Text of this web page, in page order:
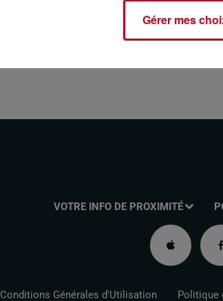
VOTRE INFO DE PROXIMITÉ
Conditions Générales d'Utilisation Politique
Gérer mes